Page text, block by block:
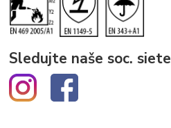
Sledujte naše soc. siete